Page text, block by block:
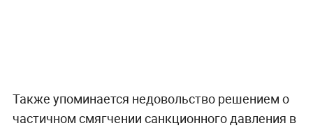
Также упоминается недовольство решением о
частичном смягчении санкционного давления в